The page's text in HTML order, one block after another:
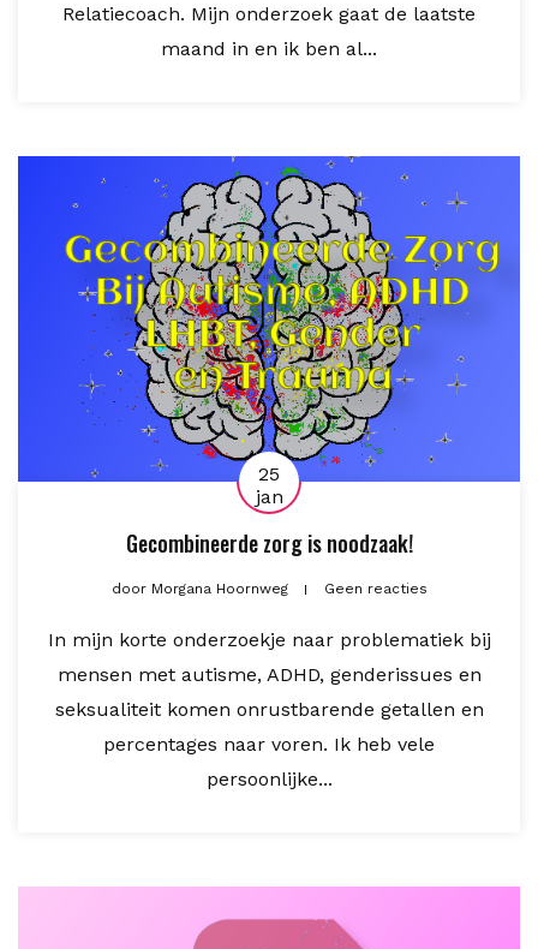
Relatiecoach. Mijn onderzoek gaat de laatste
maand in en ik ben al...
25
jan
Gecombineerde zorg is noodzaak!
doorMorgana Hoornweg Geen reacties
In mijn korte onderzoekje naar problematiek bij
mensen met autisme, ADHD, genderissues en
seksualiteit komen onrustbarende getallen en
percentages naar voren. Ik heb vele
persoonlijke...